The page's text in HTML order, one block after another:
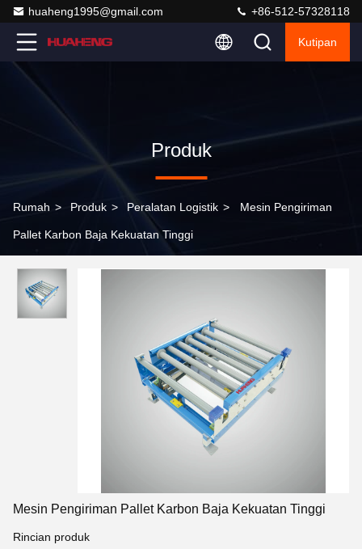
huaheng1995@gmail.com +86-512-57328118
Kutipan
Produk
Rumah > Produk > Peralatan Logistik > Mesin Pengiriman
Pallet Karbon Baja Kekuatan Tinggi
Mesin Pengiriman Pallet Karbon Baja Kekuatan Tinggi
Rincian produk